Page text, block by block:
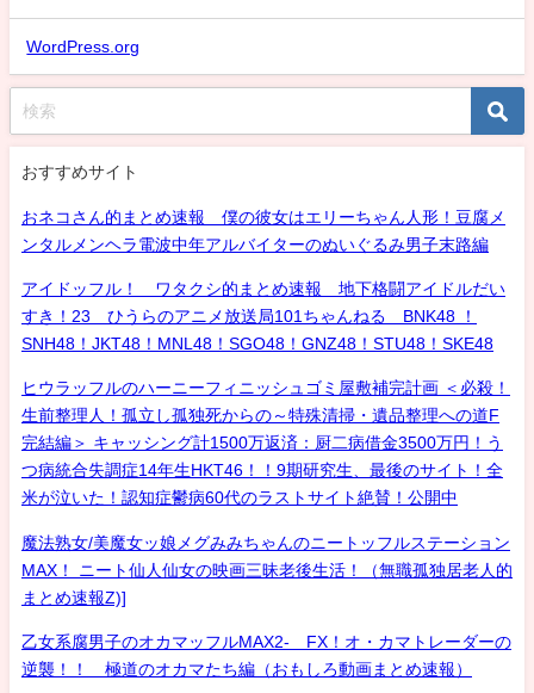
WordPress.org
おすすめサイト
おネコさん的まとめ速報 僕の彼女はエリーちゃん人形！豆腐メ
ンタルメンヘラ電波中年アルバイターのぬいぐるみ男子末路編
アイドッフル！ ワタクシ的まとめ速報 地下格闘アイドルだい
すき！23 ひうらのアニメ放送局101ちゃんねる BNK48 ！
SNH48！JKT48！MNL48！SGO48！GNZ48！STU48！SKE48
ヒウラッフルのハーニーフィニッシュゴミ屋敷補完計画 ＜必殺！
生前整理人！孤立し孤独死からの～特殊清掃・遺品整理への道F
完結編＞ キャッシング計1500万返済：厨二病借金3500万円！う
つ病統合失調症14年生HKT46！！9期研究生、最後のサイト！全
米が泣いた！認知症鬱病60代のラストサイト絶賛！公開中
魔法熟女/美魔女ッ娘メグみみちゃんのニートッフルステーション
MAX！ ニート仙人仙女の映画三昧老後生活！（無職孤独居老人的
まとめ速報Z)]
乙女系腐男子のオカマッフルMAX2- FX！オ・カマトレーダーの
逆襲！！ 極道のオカマたち編（おもしろ動画まとめ速報）